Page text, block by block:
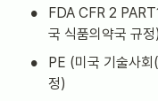
•
FDA CFR 2
국 식품의약국 규정)
•
PE (미국 기술사
정)